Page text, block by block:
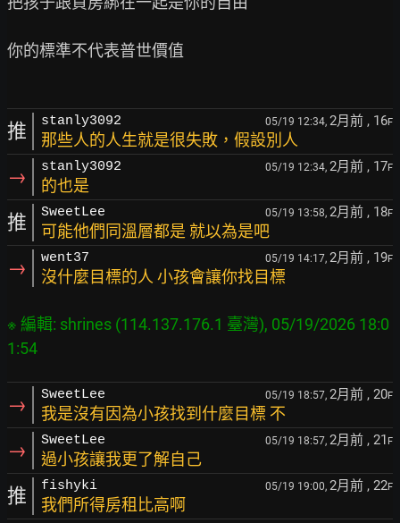
你的標準不代表普世價值
推 stanly3092 05/19 12:34, 2月前 , 16F
那些人的人生就是很失敗，假設別人
→ stanly3092 05/19 12:34, 2月前 , 17F
的也是
推 SweetLee 05/19 13:58, 2月前 , 18F
可能他們同溫層都是 就以為是吧
→ went37 05/19 14:17, 2月前 , 19F
沒什麼目標的人 小孩會讓你找目標
※ 編輯: shrines (114.137.176.1 臺灣), 05/19/2026 18:0
→ SweetLee 05/19 18:57, 2月前 , 20F
我是沒有因為小孩找到什麼目標 不
→ SweetLee 05/19 18:57, 2月前 , 21 F
過小孩讓我更了解自己
推 fishyki 05/19 19:00, 2月前 , 22F
我們所得房租比高啊